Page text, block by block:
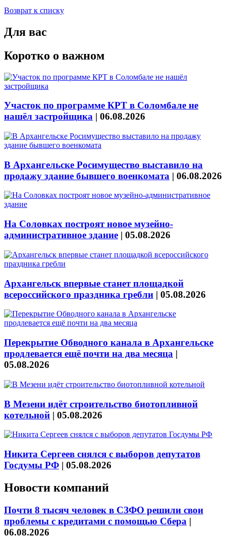
Возврат к списку
Для вас
Коротко о важном
Участок по программе КРТ в Соломбале не
нашёл застройщика | 06.08.2026
В Архангельске Росимущество выставило на
продажу здание бывшего военкомата | 06.08.2026
На Соловках построят новое музейно-
административное здание | 05.08.2026
Архангельск впервые станет площадкой
всероссийского праздника гребли | 05.08.2026
Перекрытие Обводного канала в Архангельске
продлевается ещё почти на два месяца |
05.08.2026
В Мезени идёт строительство биотопливной
котельной | 05.08.2026
Никита Сергеев снялся с выборов депутатов
Госдумы РФ | 05.08.2026
Новости компаний
Почти 8 тысяч человек в СЗФО решили свои
проблемы с кредитами с помощью Сбера |
06.08.2026